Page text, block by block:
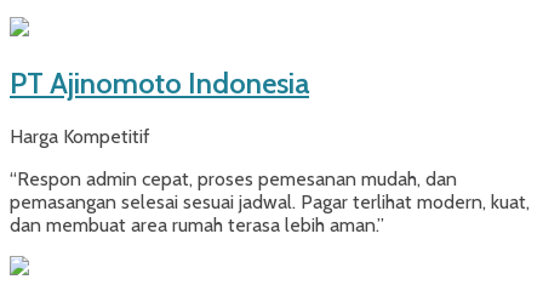
PT Ajinomoto Indonesia
Harga Kompetitif
“Respon admin cepat, proses pemesanan mudah, dan
pemasangan selesai sesuai jadwal. Pagar terlihat modern, kuat,
dan membuat area rumah terasa lebih aman.”